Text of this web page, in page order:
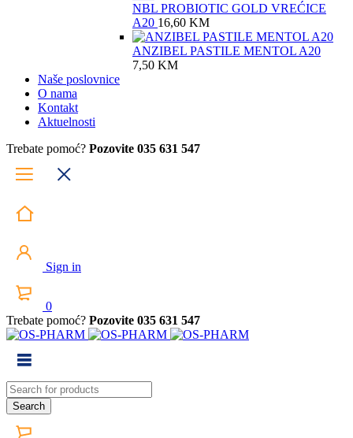
NBL PROBIOTIC GOLD VREĆICE
A20 16,60 KM
ANZIBEL PASTILE MENTOL A20
7,50 KM
Naše poslovnice
O nama
Kontakt
Aktuelnosti
Trebate pomoć? Pozovite 035 631 547
Sign in
0
Trebate pomoć? Pozovite 035 631 547